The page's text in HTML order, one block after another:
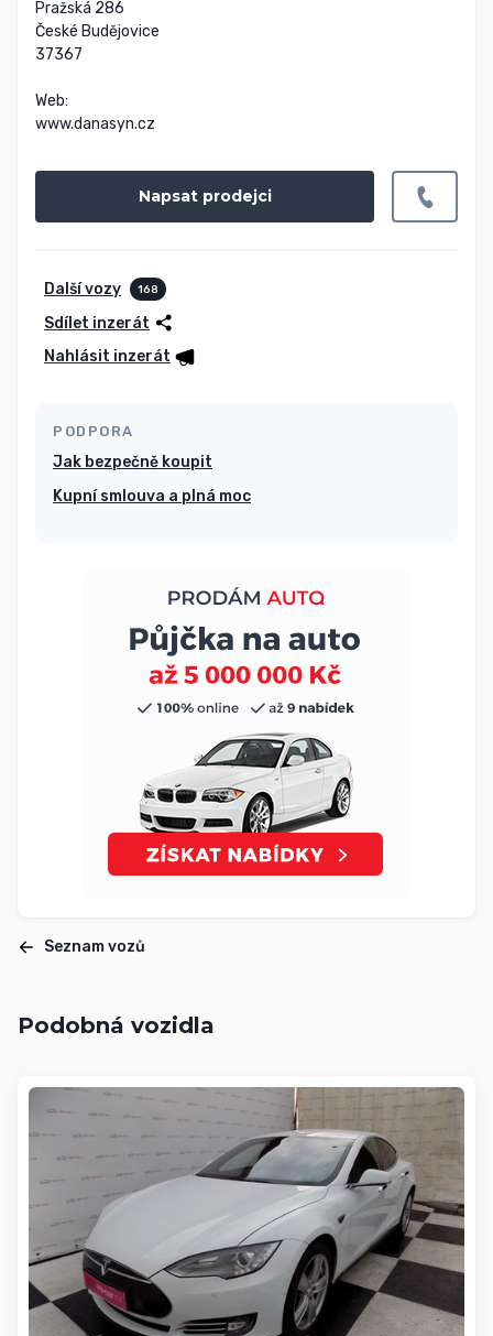
Pražská 286
České Budějovice
37367
Web:
www.danasyn.cz
Napsat prodejci
Další vozy 168
Sdílet inzerát
Nahlásit inzerát
PODPORA
Jak bezpečně koupit
Kupní smlouva a plná moc
Seznam vozů
Podobná vozidla